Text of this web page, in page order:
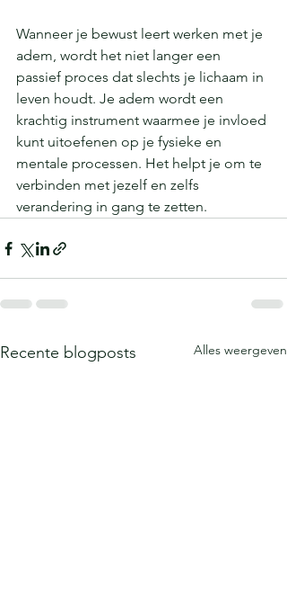
Wanneer je bewust leert werken met je
adem, wordt het niet langer een
passief proces dat slechts je lichaam in
leven houdt. Je adem wordt een
krachtig instrument waarmee je invloed
kunt uitoefenen op je fysieke en
mentale processen. Het helpt je om te
verbinden met jezelf en zelfs
verandering in gang te zetten.
Recente blogposts Alles weergeven